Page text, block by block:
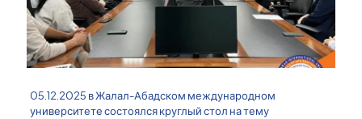
05.12.2025 в Жалал-Абадском международном
университете состоялся круглый стол на тему